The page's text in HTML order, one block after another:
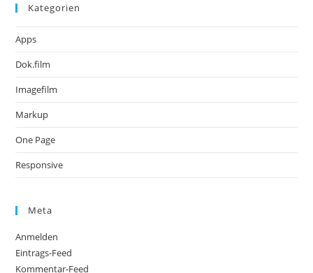
Kategorien
Apps
Dok.film
Imagefilm
Markup
One Page
Responsive
Meta
Anmelden
Eintrags-Feed
Kommentar-Feed